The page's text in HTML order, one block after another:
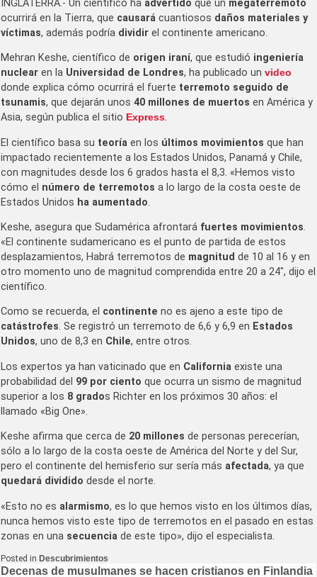
INGLATERRA.- Un científico ha advertido que un megaterremoto
ocurrirá en la Tierra, que causará cuantiosos daños materiales y
víctimas, además podría dividir el continente americano.
Mehran Keshe, científico de origen iraní, que estudió ingeniería
nuclear en la Universidad de Londres, ha publicado un video
donde explica cómo ocurrirá el fuerte terremoto seguido de
tsunamis, que dejarán unos 40 millones de muertos en América y
Asia, según publica el sitio Express.
El científico basa su teoría en los últimos movimientos que han
impactado recientemente a los Estados Unidos, Panamá y Chile,
con magnitudes desde los 6 grados hasta el 8,3. «Hemos visto
cómo el número de terremotos a lo largo de la costa oeste de
Estados Unidos ha aumentado.
Keshe, asegura que Sudamérica afrontará fuertes movimientos.
«El continente sudamericano es el punto de partida de estos
desplazamientos, Habrá terremotos de magnitud de 10 al 16 y en
otro momento uno de magnitud comprendida entre 20 a 24″, dijo el
científico.
Como se recuerda, el continente no es ajeno a este tipo de
catástrofes. Se registró un terremoto de 6,6 y 6,9 en Estados
Unidos, uno de 8,3 en Chile, entre otros.
Los expertos ya han vaticinado que en California existe una
probabilidad del 99 por ciento que ocurra un sismo de magnitud
superior a los 8 grados Richter en los próximos 30 años: el
llamado «Big One».
Keshe afirma que cerca de 20 millones de personas perecerían,
sólo a lo largo de la costa oeste de América del Norte y del Sur,
pero el continente del hemisferio sur sería más afectada, ya que
quedará dividido desde el norte.
«Esto no es alarmismo, es lo que hemos visto en los últimos días,
nunca hemos visto este tipo de terremotos en el pasado en estas
zonas en una secuencia de este tipo», dijo el especialista.
Posted in Descubrimientos
Navegación
Decenas de musulmanes se hacen cristianos en Finlandia